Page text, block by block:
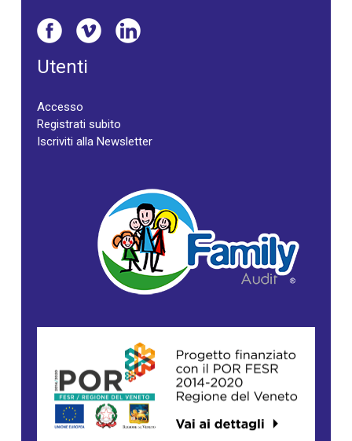
Utenti
Accesso
Registrati subito
Iscriviti alla Newsletter